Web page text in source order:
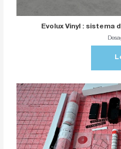
Evolux Vinyl : sistema